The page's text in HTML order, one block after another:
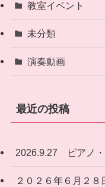
教室イベント
未分類
演奏動画
最近の投稿
2026.9.27 ピアノ
２０２６年６月２